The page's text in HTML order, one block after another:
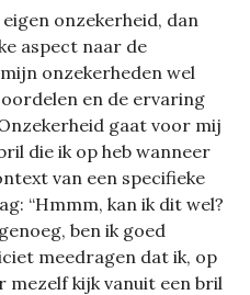
onzekerheid, dan
aspect naar de
onzekerheden wel
en de ervaring
gaat voor mij
die ik op heb wanneer
van een specifieke
“Hmmm, kan ik dit wel?
ben ik goed
meedragen dat ik, op
mezelf kijk vanuit een bril